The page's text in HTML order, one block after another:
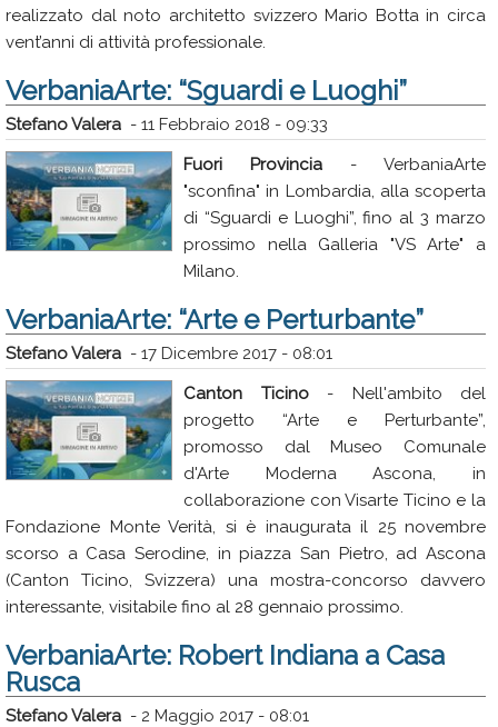
realizzato dal noto architetto svizzero Mario Botta in circa
vent’anni di attività professionale.
VerbaniaArte: “Sguardi e Luoghi”
Stefano Valera - 11 Febbraio 2018 - 09:33
Fuori Provincia - VerbaniaArte
"sconfina" in Lombardia, alla scoperta
di “Sguardi e Luoghi”, fino al 3 marzo
prossimo nella Galleria "VS Arte" a
Milano.
VerbaniaArte: “Arte e Perturbante”
Stefano Valera - 17 Dicembre 2017 - 08:01
Canton Ticino- Nell'ambito del
progetto “Arte e Perturbante”,
promosso dal Museo Comunale
d'Arte Moderna Ascona, in
collaborazione con Visarte Ticino e la
Fondazione Monte Verità, si è inaugurata il 25 novembre
scorso a Casa Serodine, in piazza San Pietro, ad Ascona
(Canton Ticino, Svizzera) una mostra-concorso davvero
interessante, visitabile fino al 28 gennaio prossimo.
VerbaniaArte: Robert Indiana a Casa
Rusca
Stefano Valera - 2 Maggio 2017 - 08:01